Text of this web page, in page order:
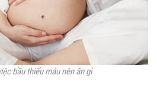
bầu thiếu máu nên ăn gì